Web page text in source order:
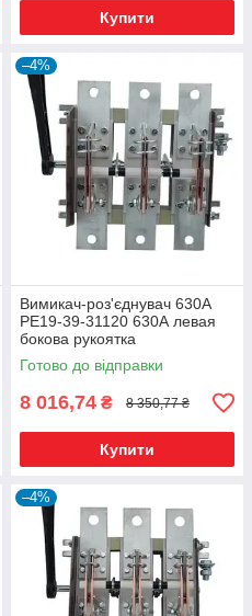
Купити
–4%
Вимикач-роз'єднувач 630А
РЕ19-39-31120 630А левая
бокова рукоятка
Готово до відправки
8 016,74 ₴ 8 350,77 ₴
Купити
–4%